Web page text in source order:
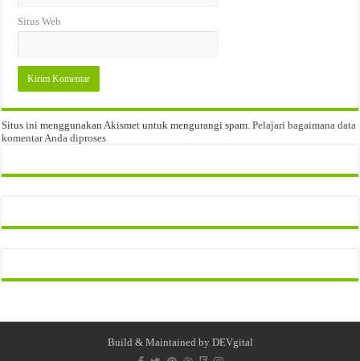
Situs Web
Situs ini menggunakan Akismet untuk mengurangi spam.Pelajari bagaimana data
komentar Anda diproses
Build & Maintained by DEVgital